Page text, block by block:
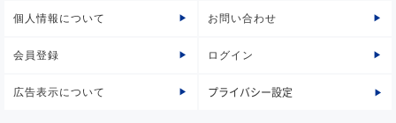
個人情報について お問い合わせ
会員登録 ログイン
広告表示について プライバシー設定